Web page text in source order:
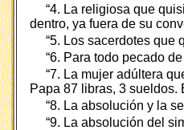
“4. La religiosa que
dentro, ya fuera de su
“5. Los sacerdotes que
“6. Para todo pecado
“7. La mujer adúltera
Papa 87 libras, 3
“8. La absolución y la
“9. La absolución del